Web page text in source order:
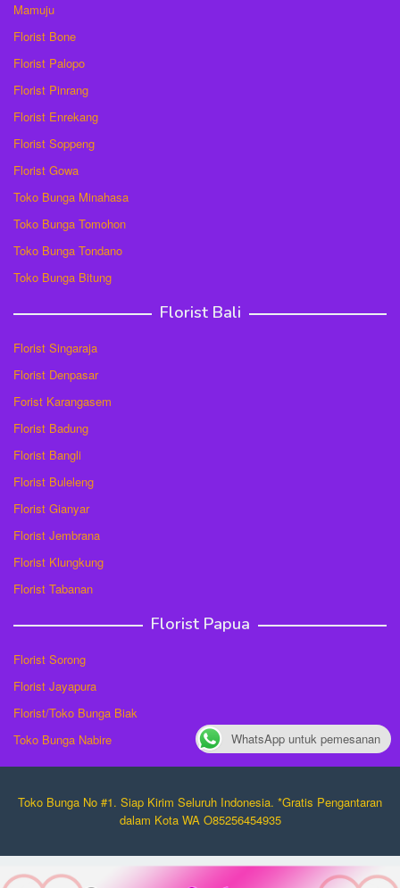
Mamuju
Florist Bone
Florist Palopo
Florist Pinrang
Florist Enrekang
Florist Soppeng
Florist Gowa
Toko Bunga Minahasa
Toko Bunga Tomohon
Toko Bunga Tondano
Toko Bunga Bitung
Florist Bali
Florist Singaraja
Florist Denpasar
Forist Karangasem
Florist Badung
Florist Bangli
Florist Buleleng
Florist Gianyar
Florist Jembrana
Florist Klungkung
Florist Tabanan
Florist Papua
Florist Sorong
Florist Jayapura
Florist/Toko Bunga Biak
Toko Bunga Nabire
Toko Bunga No #1. Siap Kirim Seluruh Indonesia. *Gratis Pengantaran
dalam Kota WA O85256454935
WhatsApp untuk pemesanan